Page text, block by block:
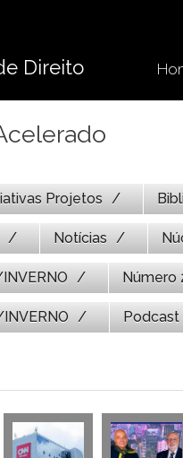
Direito
Projetos
Notícias
Número
Podcast